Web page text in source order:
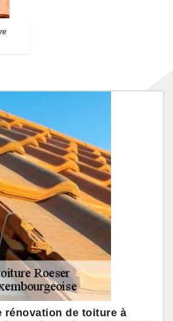
rénovation de toiture à